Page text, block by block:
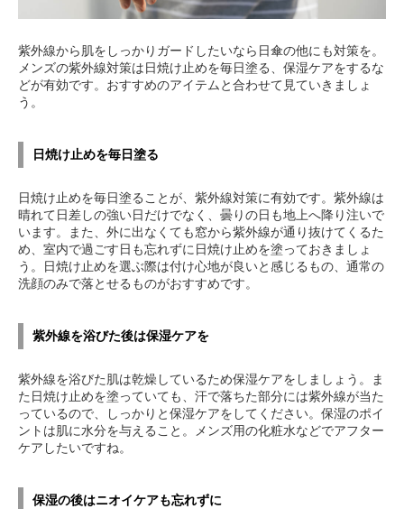
紫外線から肌をしっかりガードしたいなら日傘の他にも対策を。
メンズの紫外線対策は日焼け止めを毎日塗る、保湿ケアをするな
どが有効です。おすすめのアイテムと合わせて見ていきましょ
う。
日焼け止めを毎日塗る
日焼け止めを毎日塗ることが、紫外線対策に有効です。紫外線は
晴れて日差しの強い日だけでなく、曇りの日も地上へ降り注いで
います。また、外に出なくても窓から紫外線が通り抜けてくるた
め、室内で過ごす日も忘れずに日焼け止めを塗っておきましょ
う。日焼け止めを選ぶ際は付け心地が良いと感じるもの、通常の
洗顔のみで落とせるものがおすすめです。
紫外線を浴びた後は保湿ケアを
紫外線を浴びた肌は乾燥しているため保湿ケアをしましょう。ま
た日焼け止めを塗っていても、汗で落ちた部分には紫外線が当た
っているので、しっかりと保湿ケアをしてください。保湿のポイ
ントは肌に水分を与えること。メンズ用の化粧水などでアフター
ケアしたいですね。
保湿の後はニオイケアも忘れずに